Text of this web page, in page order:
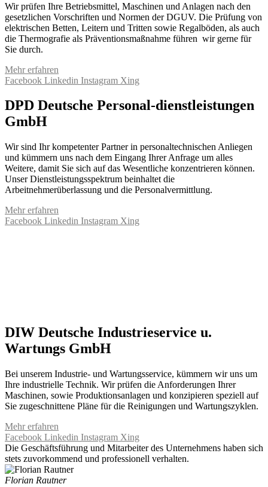
Wir prüfen Ihre Betriebsmittel, Maschinen und Anlagen nach den
gesetzlichen Vorschriften und Normen der DGUV. Die Prüfung von
elektrischen Betten, Leitern und Tritten sowie Regalböden, als auch
die Thermografie als Präventionsmaßnahme führen wir gerne für
Sie durch.
Mehr erfahren
Facebook Linkedin Instagram Xing
DPD Deutsche Personal-dienstleistungen
GmbH
Wir sind Ihr kompetenter Partner in personaltechnischen Anliegen
und kümmern uns nach dem Eingang Ihrer Anfrage um alles
Weitere, damit Sie sich auf das Wesentliche konzentrieren können.
Unser Dienstleistungsspektrum beinhaltet die
Arbeitnehmerüberlassung und die Personalvermittlung.
Mehr erfahren
Facebook Linkedin Instagram Xing
DIW Deutsche Industrieservice u.
Wartungs GmbH
Bei unserem Industrie- und Wartungsservice, kümmern wir uns um
Ihre industrielle Technik. Wir prüfen die Anforderungen Ihrer
Maschinen, sowie Produktionsanlagen und konzipieren speziell auf
Sie zugeschnittene Pläne für die Reinigungen und Wartungszyklen.
Mehr erfahren
Facebook Linkedin Instagram Xing
Die Geschäftsführung und Mitarbeiter des Unternehmens haben sich
stets zuvorkommend und professionell verhalten.
Florian Rautner